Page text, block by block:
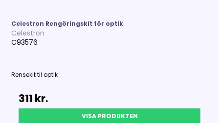
Celestron Rengöringskit för optik
Celestron
C93576
Rensekit til optik
311 kr.
VISA PRODUKTEN